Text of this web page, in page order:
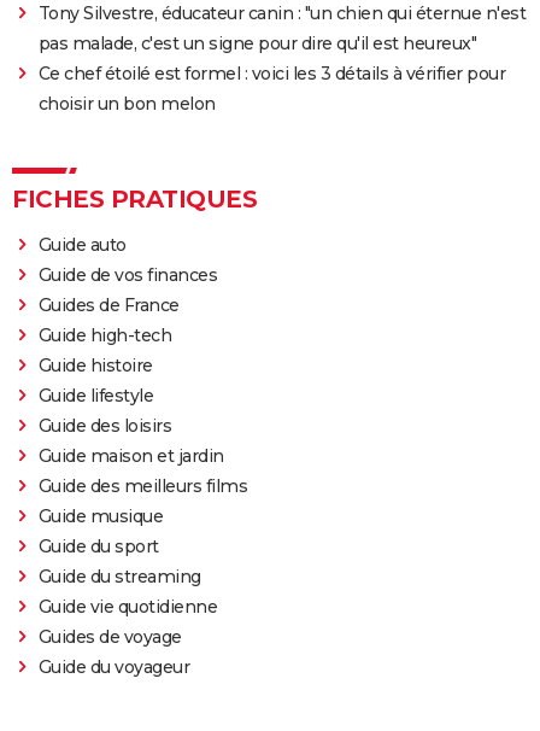
Tony Silvestre, éducateur canin : "un chien qui éternue n'est
pas malade, c'est un signe pour dire qu'il est heureux"
Ce chef étoilé est formel : voici les 3 détails à vérifier pour
choisir un bon melon
FICHES PRATIQUES
Guide auto
Guide de vos finances
Guides de France
Guide high-tech
Guide histoire
Guide lifestyle
Guide des loisirs
Guide maison et jardin
Guide des meilleurs films
Guide musique
Guide du sport
Guide du streaming
Guide vie quotidienne
Guides de voyage
Guide du voyageur